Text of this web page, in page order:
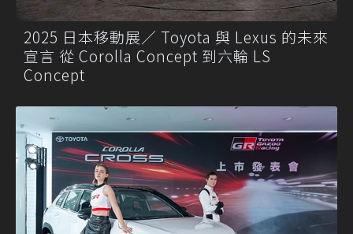
2025 日本移動展／ Toyota 與 Lexus 的未來
宣言 從 Corolla Concept 到六輪 LS
Concept